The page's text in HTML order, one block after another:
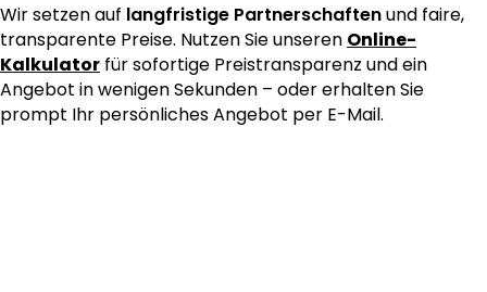
Wir setzen auf langfristige Partnerschaftenund faire,
transparente Preise. Nutzen Sie unseren Online-
Kalkulator für sofortige Preistransparenz und ein
Angebot in wenigen Sekunden – oder erhalten Sie
prompt Ihr persönliches Angebot per E-Mail.